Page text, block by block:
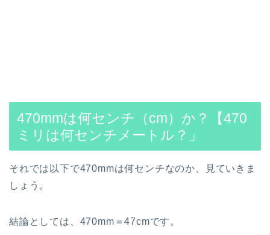
470mmは何センチ（cm）か？【470
ミリは何センチメートル？」
それでは以下で470mmは何センチなのか、見ていきま
しょう。
結論としては、470mm＝47cmです。